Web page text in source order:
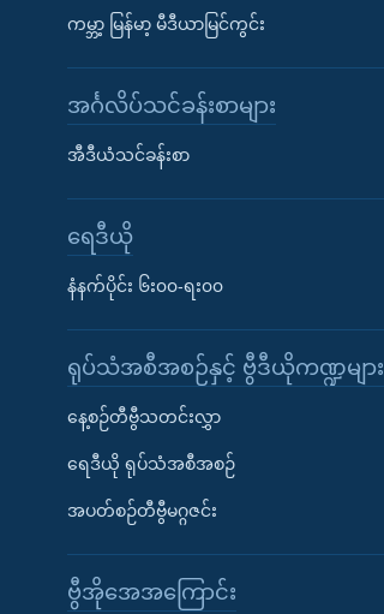
ကမ္ဘာ့ မြန်မာ့ မီဒီယာမြင်ကွင်း
အင်္ဂလိပ်သင်ခန်းစာများ
အီဒီယံသင်ခန်းစာ
ရေဒီယို
နံနက်ပိုင်း ၆း၀၀-ရး၀၀
ရုပ်သံအစီအစဉ်နှင့် ဗွီဒီယိုကဏ္ဍများ
နေ့စဉ်တီဗွီသတင်းလွှာ
ရေဒီယို ရုပ်သံအစီအစဉ်
အပတ်စဉ်တီဗွီမဂ္ဂဇင်း
ဗွီအိုအေအကြောင်း